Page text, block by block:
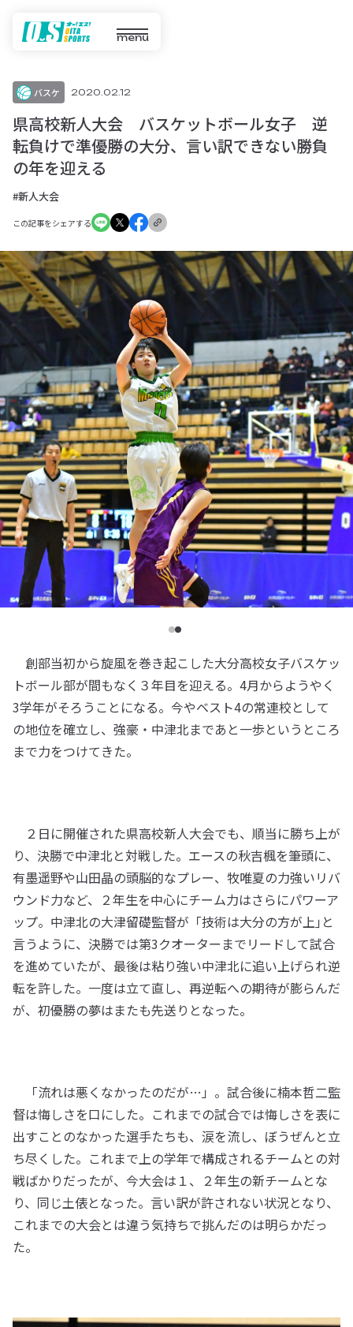
menu
バスケ 2020.02.12
県高校新人大会 バスケットボール女子 逆
転負けで準優勝の大分、言い訳できない勝負
の年を迎える
#新人大会
この記事をシェアする
創部当初から旋風を巻き起こした大分高校女子バスケッ
トボール部が間もなく３年目を迎える。4月からようやく
3学年がそろうことになる。今やベスト4の常連校として
の地位を確立し、強豪・中津北まであと一歩というところ
まで力をつけてきた。
２日に開催された県高校新人大会でも、順当に勝ち上が
り、決勝で中津北と対戦した。エースの秋吉楓を筆頭に、
有墨遥野や山田晶の頭脳的なプレー、牧唯夏の力強いリバ
ウンド力など、２年生を中心にチーム力はさらにパワーア
ップ。中津北の大津留礎監督が「技術は大分の方が上｣と
言うように、決勝では第3クオーターまでリードして試合
を進めていたが、最後は粘り強い中津北に追い上げられ逆
転を許した。一度は立て直し、再逆転への期待が膨らんだ
が、初優勝の夢はまたも先送りとなった。
「流れは悪くなかったのだが…」。試合後に楠本哲二監
督は悔しさを口にした。これまでの試合では悔しさを表に
出すことのなかった選手たちも、涙を流し、ぼうぜんと立
ち尽くした。これまで上の学年で構成されるチームとの対
戦ばかりだったが、今大会は１、２年生の新チームとな
り、同じ土俵となった。言い訳が許されない状況となり、
これまでの大会とは違う気持ちで挑んだのは明らかだっ
た。